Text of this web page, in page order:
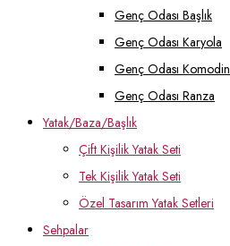
Genç Odası Başlık
Genç Odası Karyola
Genç Odası Komodin
Genç Odası Ranza
Yatak/Baza/Başlık
Çift Kişilik Yatak Seti
Tek Kişilik Yatak Seti
Özel Tasarım Yatak Setleri
Sehpalar